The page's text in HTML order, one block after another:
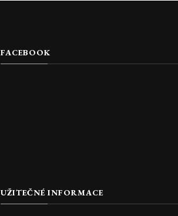
FACEBOOK
UŽITEČNÉ INFORMACE